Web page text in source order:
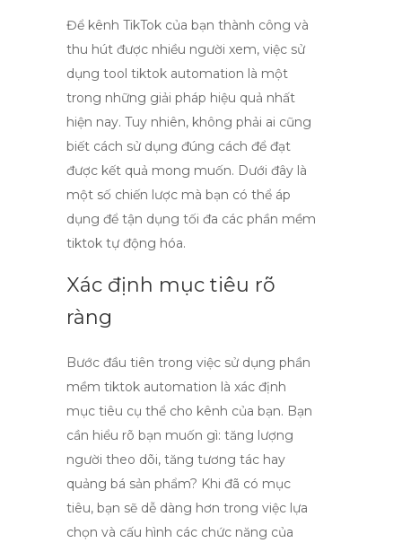
Để kênh TikTok của bạn thành công và
thu hút được nhiều người xem, việc sử
dụng tool tiktok automation là một
trong những giải pháp hiệu quả nhất
hiện nay. Tuy nhiên, không phải ai cũng
biết cách sử dụng đúng cách để đạt
được kết quả mong muốn. Dưới đây là
một số chiến lược mà bạn có thể áp
dụng để tận dụng tối đa các phần mềm
tiktok tự động hóa.
Xác định mục tiêu rõ
ràng
Bước đầu tiên trong việc sử dụng phần
mềm tiktok automation là xác định
mục tiêu cụ thể cho kênh của bạn. Bạn
cần hiểu rõ bạn muốn gì: tăng lượng
người theo dõi, tăng tương tác hay
quảng bá sản phẩm? Khi đã có mục
tiêu, bạn sẽ dễ dàng hơn trong việc lựa
chọn và cấu hình các chức năng của